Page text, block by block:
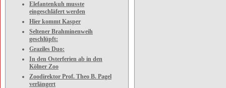
Elefantenkuh musste
eingeschläfert werden
Hier kommt Kasper
Seltener Brahminenweih
geschlüpft:
Graziles Duo:
In den Osterferien ab in den
Kölner Zoo
Zoodirektor Prof. Theo B. Pagel
verlängert